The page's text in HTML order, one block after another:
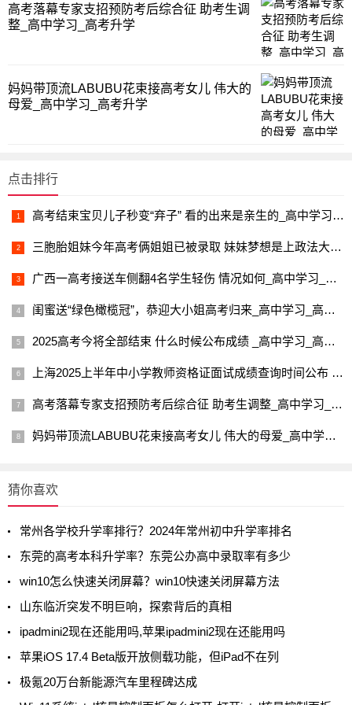
高考落幕专家支招预防考后综合征 助考生调
整_高中学习_高考升学
妈妈带顶流LABUBU花束接高考女儿 伟大的
母爱_高中学习_高考升学
点击排行
高考结束宝贝儿子秒变“弃子” 看的出来是亲生的_高中学习_高考升学
三胞胎姐妹今年高考俩姐姐已被录取 妹妹梦想是上政法大学_高中学习_高考升学
广西一高考接送车侧翻4名学生轻伤 情况如何_高中学习_高考升学
闺蜜送“绿色橄榄冠”，恭迎大小姐高考归来_高中学习_高考升学
2025高考今将全部结束 什么时候公布成绩 _高中学习_高考升学
上海2025上半年中小学教师资格证面试成绩查询时间公布 几号查分_高中学习_高考升学
高考落幕专家支招预防考后综合征 助考生调整_高中学习_高考升学
妈妈带顶流LABUBU花束接高考女儿 伟大的母爱_高中学习_高考升学
猜你喜欢
常州各学校升学率排行？2024年常州初中升学率排名
东莞的高考本科升学率？东莞公办高中录取率有多少
win10怎么快速关闭屏幕？win10快速关闭屏幕方法
山东临沂突发不明巨响，探索背后的真相
ipadmini2现在还能用吗,苹果ipadmini2现在还能用吗
苹果iOS 17.4 Beta版开放侧载功能，但iPad不在列
极氪20万台新能源汽车里程碑达成